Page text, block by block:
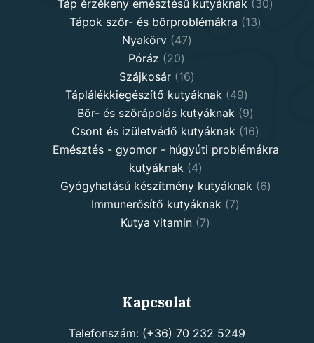
Táp érzékeny emésztésű kutyáknak 30
Tápok szőr- és bőrproblémákra 1313
Nyakörv 4747
Póráz 2020
products
Szájkosár 1616
products
Táplálékkiegészítő kutyáknak 4949
products
Bőr- és szőrápolás kutyáknak 99
products
Csont és izületvédő kutyáknak 1616
products
Emésztés - gyomor - húgyúti problémákra
kutyáknak
44
products
Gyógyhatású készítmény kutyáknak 66
Immunerősítő kutyáknak 77
Kutya vitamin 77
Kapcsolat
Telefonszám: (+36) 70 232 5249